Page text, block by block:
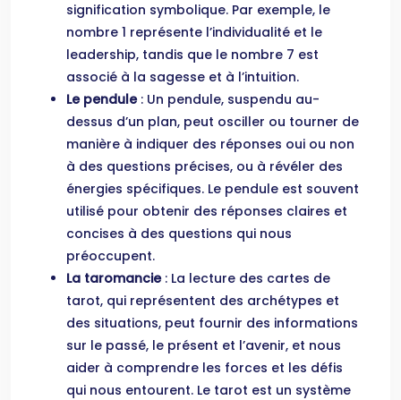
signification symbolique. Par exemple, le
nombre 1 représente l’individualité et le
leadership, tandis que le nombre 7 est
associé à la sagesse et à l’intuition.
Le pendule : Un pendule, suspendu au-
dessus d’un plan, peut osciller ou tourner de
manière à indiquer des réponses oui ou non
à des questions précises, ou à révéler des
énergies spécifiques. Le pendule est souvent
utilisé pour obtenir des réponses claires et
concises à des questions qui nous
préoccupent.
La taromancie : La lecture des cartes de
tarot, qui représentent des archétypes et
des situations, peut fournir des informations
sur le passé, le présent et l’avenir, et nous
aider à comprendre les forces et les défis
qui nous entourent. Le tarot est un système